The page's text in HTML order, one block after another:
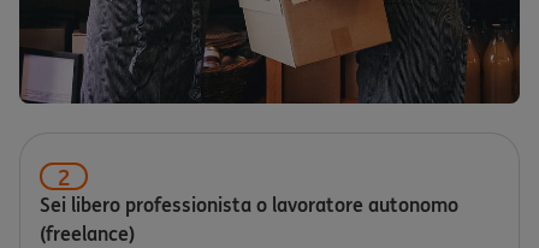
2
Sei libero professionista o lavoratore autonomo
(freelance)